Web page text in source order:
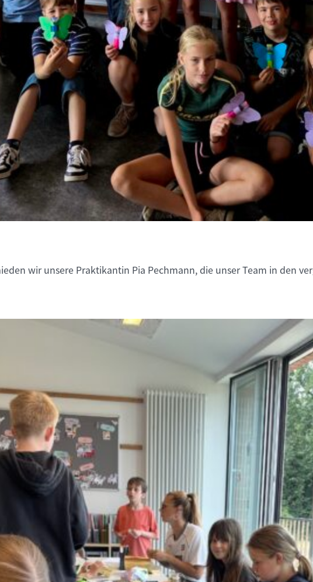
wir unsere Praktikantin Pia Pechmann, die unser Team in den